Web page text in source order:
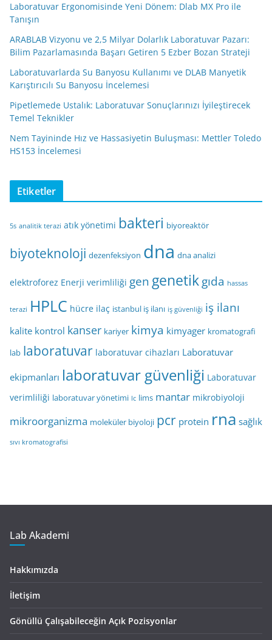
Laboratuvar Ergonomisinde Yeni Dönem: Dlab MX Pro ile
Tanışın
ARABLAB Vizyonu ve 2,5 Milyar Dolarlık Laboratuvar Pazarı:
Bilim Pazarlamasında Başarı Getiren 5 Ezber Bozan Strateji
Laboratuvarlarda Su Banyosu Kullanımı ve DLAB Manyetik
Karıştırıcılı Su Banyosu İncelemesi
Pipetlemede Ustalık: Laboratuvar Sonuçlarınızı İyileştirecek
Temel Teknikler
Nem Tayininde Hız ve Hassasiyetin Buluşması: Mettler Toledo
HS153 İncelemesi
Etiketler
5s analitik terazi atık yönetimi bakteri biyoreaktör
biyoteknoloji dezenfeksiyon dna dna analizi
elektroforez Enerji verimliliği gen genetikgıda hassas
terazi HPLC hücre ilaç istanbul iş ilanı iş güvenliği iş ilanı
kalite kontrol kanser kariyer kimya kimyager kromatografi
lab laboratuvar laboratuvar cihazları Laboratuvar
ekipmanları laboratuvar güvenliği Laboratuvar
verimliliği laboratuvar yönetimi lc lims mantar mikrobiyoloji
mikroorganizma moleküler biyoloji pcr protein rna sağlık
sıvı kromatografisi
Lab Akademi
Hakkımızda
İletişim
Gönüllü Çalışabileceğin Açık Pozisyonlar